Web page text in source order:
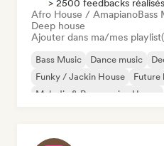
> 2500 feedbacks réalisés
Afro House / AmapianoBass
Deep house
Ajouter dans ma/mes
Bass Music Dance music
Funky / Jackin House
Future
Melodic & Progressive House